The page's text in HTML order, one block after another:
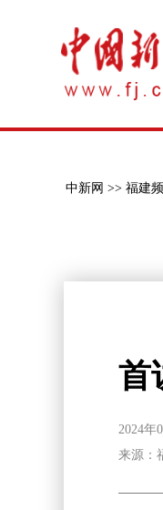
中新网 >> 福建
首
2024年
来源：